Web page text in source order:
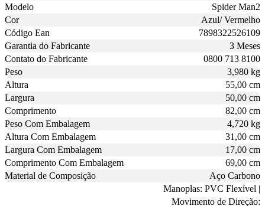
Modelo
Spider Man2
Cor
Azul/ Vermelho
Código Ean
7898322526109
Garantia do Fabricante
3 Meses
Contato do Fabricante
0800 713 8100
Peso
3,980 kg
Altura
55,00 cm
Largura
50,00 cm
Comprimento
82,00 cm
Peso Com Embalagem
4,720 kg
Altura Com Embalagem
31,00 cm
Largura Com Embalagem
17,00 cm
Comprimento Com Embalagem
69,00 cm
Material de Composição
Aço Carbono
Manoplas: PVC Flexível |
Movimento de Direção: